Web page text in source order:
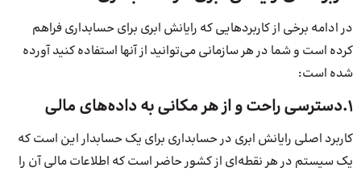
در ادامه برخی از کاربردهایی که رایانش ابری برای حسابداری فراهم
کرده است و شما در هر سازمانی می‌توانید از آنها استفاده کنید آورده
شده است:
1.دسترسی راحت و از هر مکانی به داده‌های مالی
کاربرد اصلی رایانش ابری در حسابداری برای یک حسابدار این است که
یک سیستم در هر نقطه‌ای از کشور حاضر است که اطلاعات مالی آن را